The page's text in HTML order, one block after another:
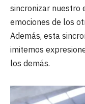
sincronizar nuestro
emociones de los
Además, esta
imitemos
los demás.